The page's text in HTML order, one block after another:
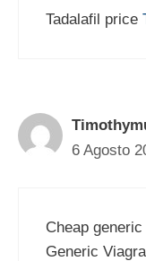
Tadalafil price
6 Agosto
Cheap
Generic